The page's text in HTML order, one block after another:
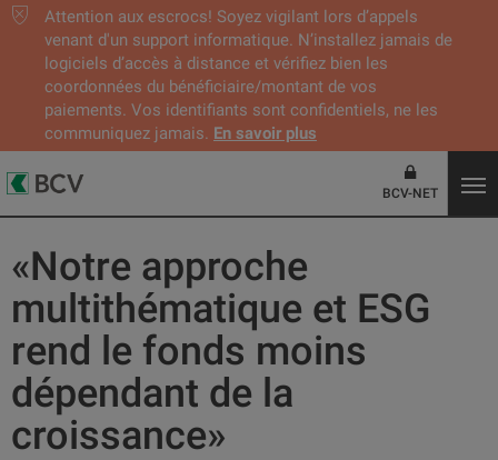
Attention aux escrocs! Soyez vigilant lors d’appels
venant d'un support informatique. N’installez jamais de
logiciels d’accès à distance et vérifiez bien les
coordonnées du bénéficiaire/montant de vos
paiements. Vos identifiants sont confidentiels, ne les
communiquez jamais. En savoir plus
BCV-NET
«Notre approche
multithématique et ESG
rend le fonds moins
dépendant de la
croissance»